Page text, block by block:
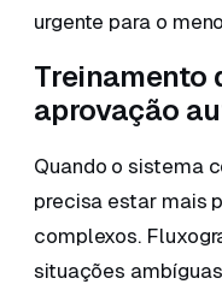
urgente para o
Treinamento
aprovação
Quando o sistema
precisa estar mais
complexos.
situações